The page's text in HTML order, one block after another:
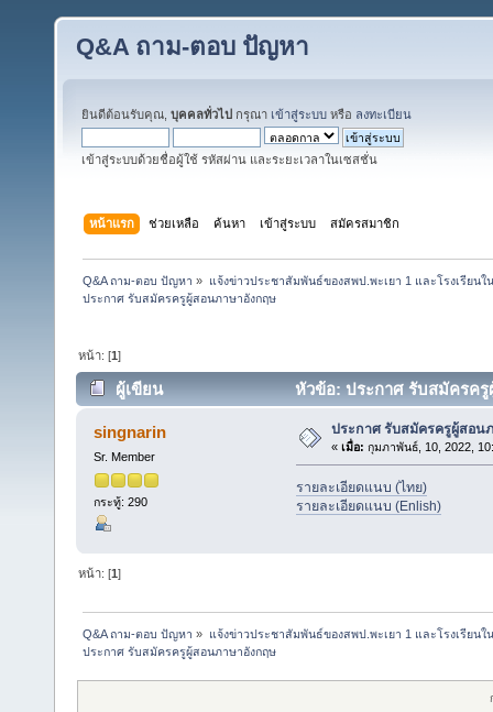
Q&A ถาม-ตอบ ปัญหา
ยินดีต้อนรับคุณ, บุคคลทั่วไป กรุณา เข้าสู่ระบบ หรือ ลงทะเบียน
เข้าสู่ระบบด้วยชื่อผู้ใช้ รหัสผ่าน และระยะเวลาในเซสชั่น
หน้าแรก ช่วยเหลือ ค้นหา เข้าสู่ระบบ สมัครสมาชิก
Q&A ถาม-ตอบ ปัญหา » แจ้งข่าวประชาสัมพันธ์ของสพป.พะเยา 1 และโรงเรียนใ
ประกาศ รับสมัครครูผู้สอนภาษาอังกฤษ
หน้า: [1]
ผู้เขียน หัวข้อ: ประกาศ รับสมัครค
singnarin
Sr. Member
กระทู้: 290
ประกาศ รับสมัครครูผู้สอน
« เมื่อ: กุมภาพันธ์, 10, 2022,
รายละเอียดแนบ (ไทย)
รายละเอียดแนบ (Enlish)
หน้า: [1]
Q&A ถาม-ตอบ ปัญหา » แจ้งข่าวประชาสัมพันธ์ของสพป.พะเยา 1 และโรงเรียนใ
ประกาศ รับสมัครครูผู้สอนภาษาอังกฤษ